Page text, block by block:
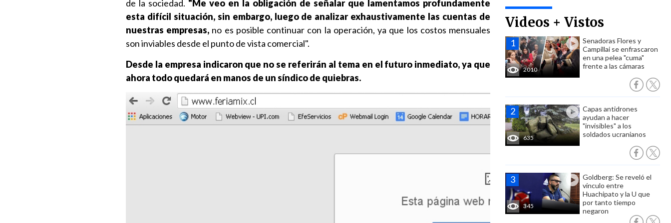
Videos + Vistos
2010
Senadoras Flores y
Campillai se enfrascaron
en una pelea "cuma"
frente a las cámaras
635
Capas antidrones
ayudan a hacer
"invisibles" a los
soldados ucranianos
345
Goldberg: Se reveló el
vínculo entre
Huachipato y la U que
por tanto tiempo
negaron
de la sociedad. "Me veo en la obligación de señalar que lamentamos profundamente
esta difícil situación, sin embargo, luego de analizar exhaustivamente las cuentas de
nuestras empresas, no es posible continuar con la operación, ya que los costos mensuales
son inviables desde el punto de vista comercial".
Desde la empresa indicaron que no se referirán al tema en el futuro inmediato, ya que
ahora todo quedará en manos de un síndico de quiebras.